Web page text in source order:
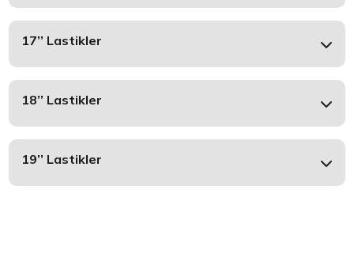
17’’ Lastikler
18’’ Lastikler
19’’ Lastikler